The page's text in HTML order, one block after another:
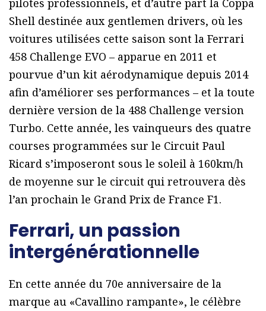
Shell destinée aux gentlemen drivers, où les
voitures utilisées cette saison sont la Ferrari
458 Challenge EVO – apparue en 2011 et
pourvue d’un kit aérodynamique depuis 2014
afin d’améliorer ses performances – et la toute
dernière version de la 488 Challenge version
Turbo. Cette année, les vainqueurs des quatre
courses programmées sur le Circuit Paul
Ricard s’imposeront sous le soleil à 160km/h
de moyenne sur le circuit qui retrouvera dès
l’an prochain le Grand Prix de France F1.
Ferrari, un passion
intergénérationnelle
En cette année du 70e anniversaire de la
marque au «Cavallino rampante», le célèbre